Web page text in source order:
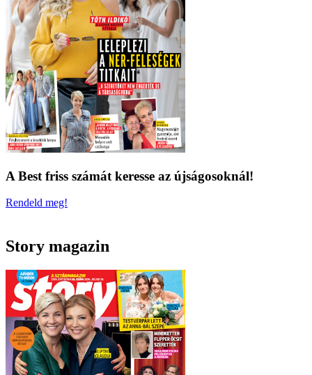
A Best friss számát keresse az újságosoknál!
Rendeld meg!
Story magazin